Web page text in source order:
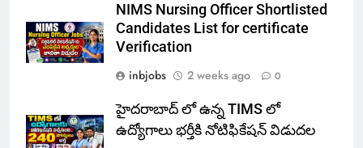
NIMS Nursing Officer Shortlisted
Candidates List for certificate
Verification
inbjobs
2 weeks ago 0
హైదరాబాద్ లో ఉన్న TIMS లో
ఉద్యోగాలు భర్తీకి నోటిఫికేషన్ విడుదల